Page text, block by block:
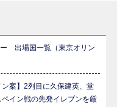
出場国一覧（東京オリン
ン案】2列目に久保建英、堂
イン戦の先発イレブンを厳